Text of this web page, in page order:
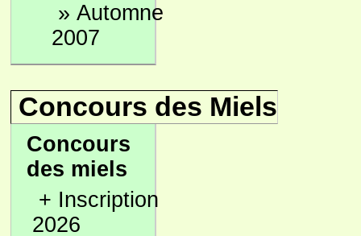
» Automne
2007
Concours des Miels
Concours
des miels
+ Inscription
2026